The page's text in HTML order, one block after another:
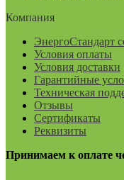
Компания
ЭнергоСтандарт
Условия оплаты
Условия доставки
Гарантийные
Техническая
Отзывы
Сертификаты
Реквизиты
Принимаем к оплате